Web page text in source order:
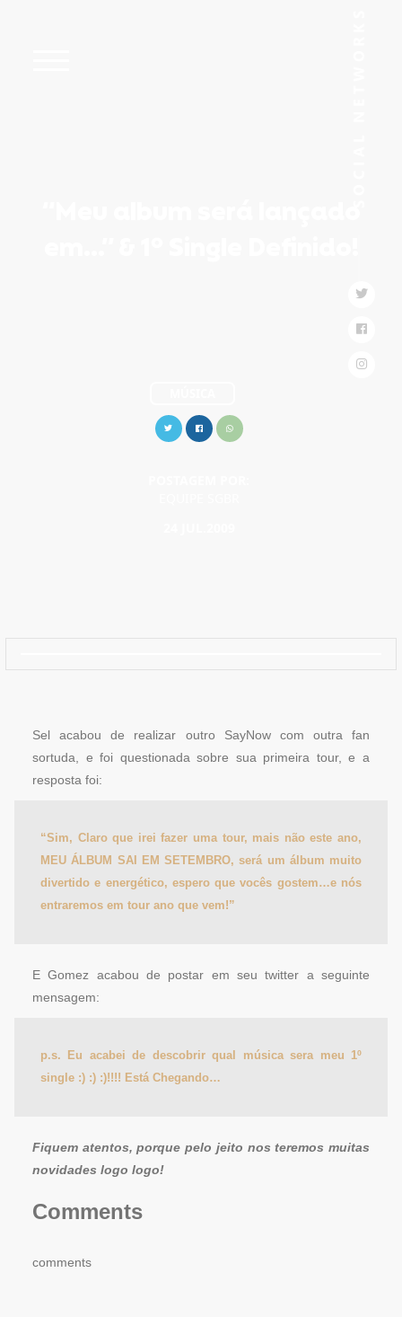
Sel acabou de realizar outro SayNow com outra fan
sortuda, e foi questionada sobre sua primeira tour, e a
resposta foi:
“Sim, Claro que irei fazer uma tour, mais não este ano,
MEU ÁLBUM SAI EM SETEMBRO, será um álbum muito
divertido e energético, espero que vocês gostem…e nós
entraremos em tour ano que vem!”
E Gomez acabou de postar em seu twitter a seguinte
mensagem:
p.s. Eu acabei de descobrir qual música sera meu 1º
single :) :) :)!!!! Está Chegando…
Fiquem atentos, porque pelo jeito nos teremos muitas
novidades logo logo!
Comments
comments